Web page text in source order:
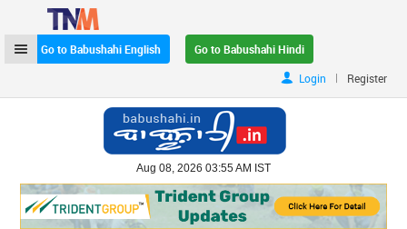
Go to Babushahi English
Go to Babushahi Hindi
Login
| Register
Aug 08, 2026 03:55 AM IST